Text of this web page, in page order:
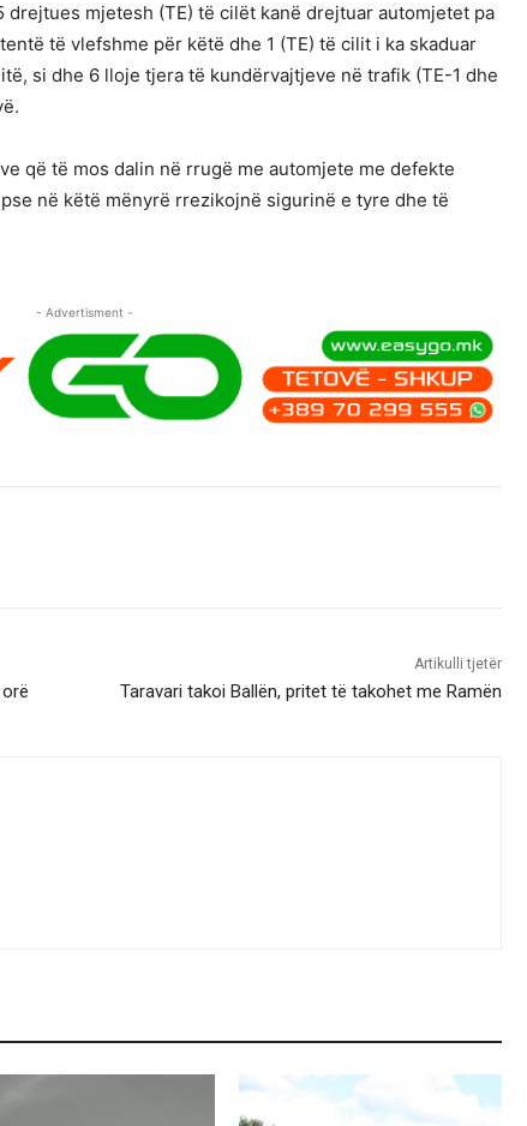
mjetesh (TE) të cilët kanë drejtuar automjetet pa
të vlefshme për këtë dhe 1 (TE) të cilit i ka skaduar
si dhe 6 lloje tjera të kundërvajtjeve në trafik (TE-1 dhe
që të mos dalin në rrugë me automjete me defekte
në këtë mënyrë rrezikojnë sigurinë e tyre dhe të
- Advertisment -
Artikulli tjetër
Taravari takoi Ballën, pritet të takohet me Ramën